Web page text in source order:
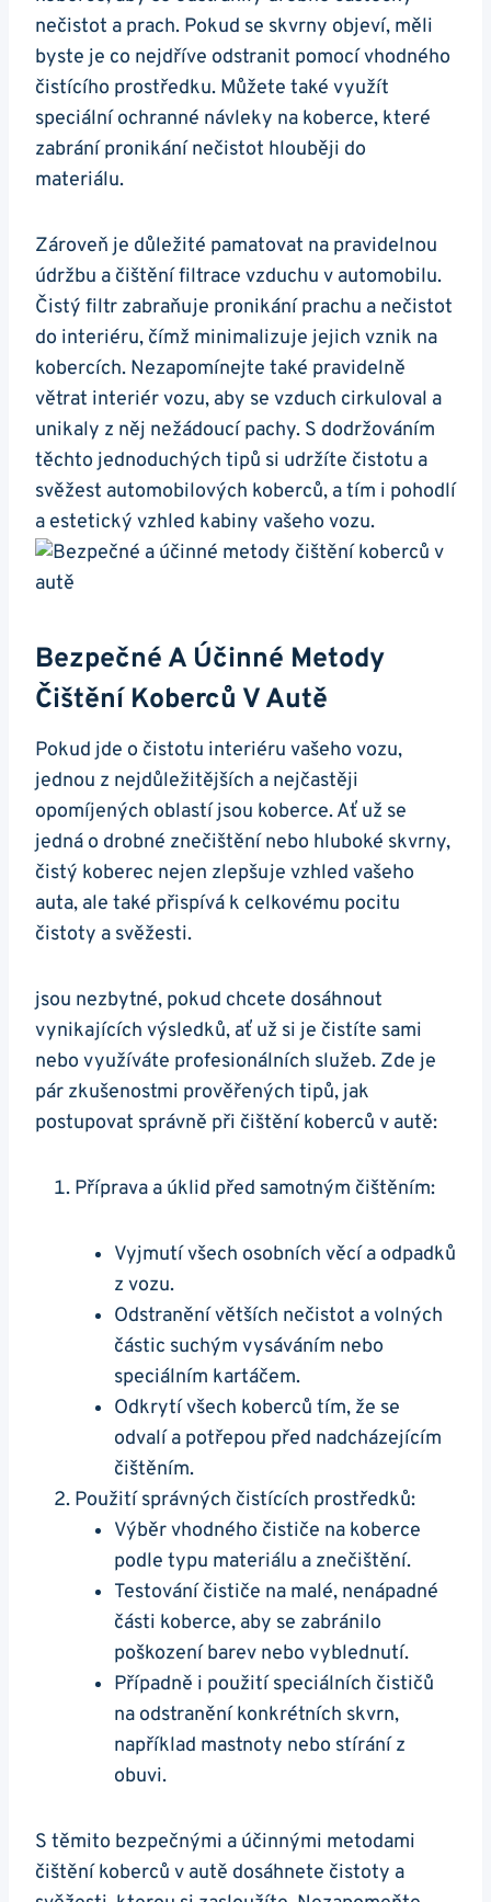
⁤nečistot a prach. Pokud se skvrny objeví, měli
byste je co nejdříve odstranit pomocí ⁤vhodného
čistícího prostředku. Můžete také využít
speciální ochranné návleky na koberce,​ které
‍zabrání pronikání nečistot hlouběji do
materiálu.
Zároveň je⁢ důležité ​pamatovat na pravidelnou
údržbu a čištění ‍filtrace vzduchu v automobilu.
Čistý filtr⁣ zabraňuje pronikání prachu a nečistot
do⁤ interiéru, ⁣čímž minimalizuje jejich ⁣vznik na
kobercích. Nezapomínejte ‌také⁣ pravidelně
větrat interiér vozu,​ aby se ‌vzduch ‍cirkuloval⁤ a
⁢unikaly​ z něj⁤ nežádoucí ‌pachy. S dodržováním
těchto jednoduchých tipů si udržíte čistotu a
svěžest automobilových koberců, a tím i pohodlí
a‍ estetický⁢ vzhled kabiny vašeho vozu.
Bezpečné⁣ A ⁢účinné⁣ Metody
Čištění Koberců V Autě
Pokud jde ​o čistotu interiéru ‍vašeho‍ vozu,
jednou z nejdůležitějších a nejčastěji
‌opomíjených oblastí jsou koberce.‌ Ať už​ se
jedná​ o drobné znečištění ⁣nebo‌ hluboké skvrny,
čistý ​koberec nejen⁢ zlepšuje vzhled ​vašeho
auta, ale také přispívá ‍k celkovému pocitu⁤
čistoty⁢ a svěžesti.​
jsou ⁤nezbytné, pokud chcete dosáhnout
vynikajících‌ výsledků, ⁣ať už‌ si je čistíte sami
nebo využíváte⁢ profesionálních služeb. Zde je
pár zkušenostmi⁢ prověřených tipů, jak
postupovat správně při⁢ čištění koberců v‍ autě:
Příprava a⁣ úklid před samotným čištěním:
Vyjmutí všech osobních ‍věcí ‌a odpadků
z vozu.
Odstranění větších nečistot a volných
částic suchým vysáváním nebo
speciálním ⁣kartáčem.
Odkrytí ‍všech koberců tím, ​že se
odvalí a potřepou před ​nadcházejícím
čištěním.
Použití správných čistících ​prostředků:
Výběr‍ vhodného čističe ‍na koberce
podle typu materiálu a ‍znečištění.
Testování ⁢čističe na malé, nenápadné
části koberce, aby se zabránilo
poškození barev nebo vyblednutí.
Případně i použití speciálních čističů
‍na odstranění konkrétních skvrn,‌
například mastnoty nebo​ stírání z ​
obuvi.
S těmito bezpečnými a účinnými ⁣metodami
čištění koberců ​v⁢ autě dosáhnete čistoty⁢ a